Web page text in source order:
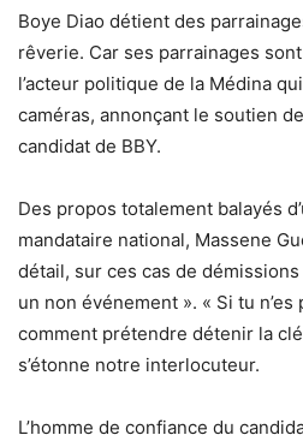
Boye Diao détient des
rêverie. Car ses parrainages
l’acteur politique de la Médina
caméras, annonçant le soutien
candidat de BBY.
Des propos totalement balayés
mandataire national, Massene
détail, sur ces cas de
un non événement ». « Si tu
comment prétendre détenir la
s’étonne notre interlocuteur.
L’homme de confiance du